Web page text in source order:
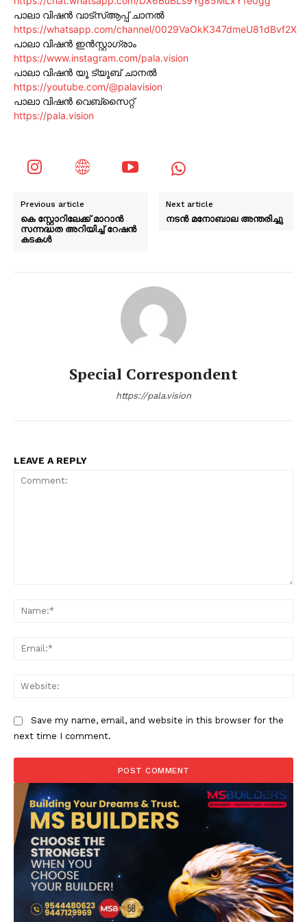
പാലാ വിഷൻ വാട്സ്ആപ്പ് ചാനൽ
https://whatsapp.com/channel/0029VaOkK347dmeU81dBvf2X
പാലാ വിഷൻ ഇൻസ്റ്റാഗ്രാം
https://www.instagram.com/pala.vision
പാലാ വിഷൻ യൂ ട്യൂബ് ചാനൽ
https://youtube.com/@palavision
പാലാ വിഷൻ വെബ്സൈറ്റ്
https://pala.vision
Previous article
കെ സ്റ്റോറിലേക്ക് മാറാൻ
സന്നദ്ധത അറിയിച്ച് റേഷൻ
കടകൾ
Next article
നടൻ മനോബാല അന്തരിച്ചു
Special Correspondent
https://pala.vision
LEAVE A REPLY
Save my name, email, and website in this browser for the
next time I comment.